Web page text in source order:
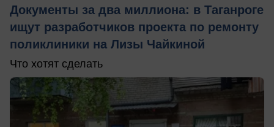
Документы за два миллиона: в Таганроге
ищут разработчиков проекта по ремонту
поликлиники на Лизы Чайкиной
Что хотят сделать